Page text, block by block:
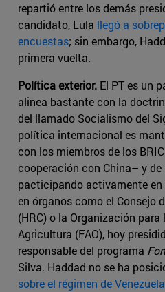
repartió entre los demás
candidato, Lula llegó a
encuestas; sin embargo,
primera vuelta.
Política exterior. El PT es un
alinea bastante con la
del llamado Socialismo del
política internacional es
con los miembros de los
cooperación con China– y de
pacticipando activamente
en órganos como el Consejo
(HRC) o la Organización
Agricultura (FAO), hoy
responsable del programa
Silva. Haddad no se ha
sobre el régimen de Venezuela